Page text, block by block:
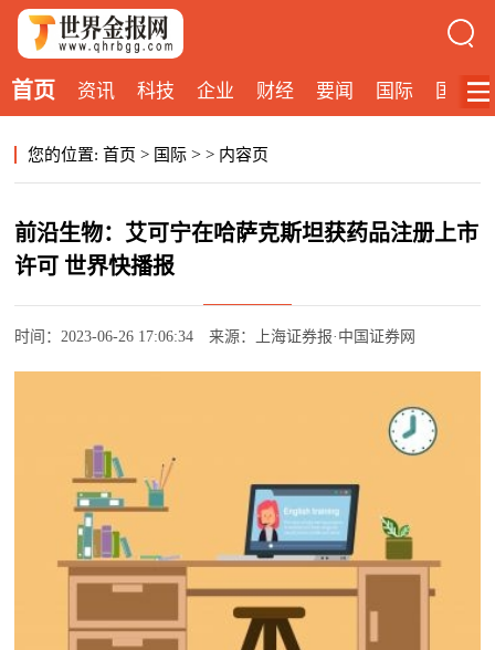
首页 资讯 科技 企业 财经 要闻 国际 国内
您的位置: 首页 > 国际 > > 内容页
前沿生物：艾可宁在哈萨克斯坦获药品注册上市
许可 世界快播报
时间：2023-06-26 17:06:34 来源：上海证券报·中国证券网